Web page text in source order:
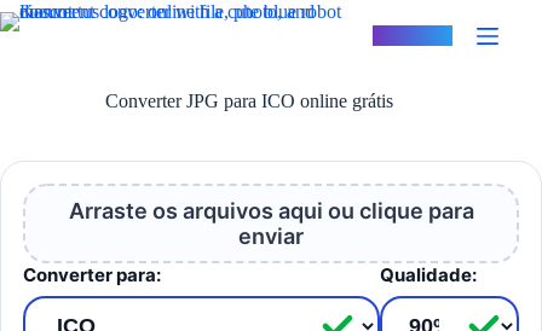
Pular
para
Converter JPG para ICO online grátis
Arraste os arquivos aqui ou clique para
enviar
Converter para: Qualidade: